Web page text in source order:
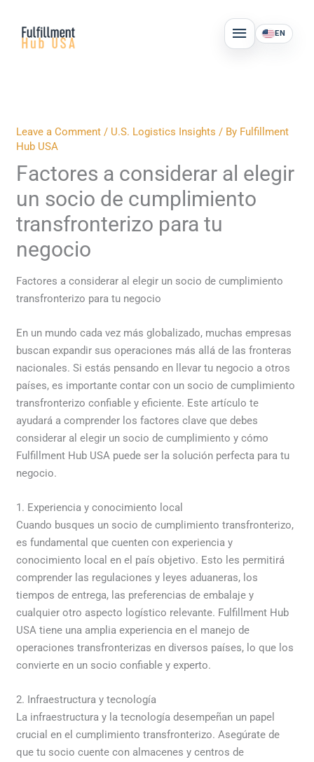
content
MAIN
MENU
EN
Leave a Comment / U.S. Logistics Insights / By Fulfillment
Hub USA
Factores a considerar al elegir
un socio de cumplimiento
transfronterizo para tu
negocio
Factores a considerar al elegir un socio de cumplimiento
transfronterizo para tu negocio
En un mundo cada vez más globalizado, muchas empresas
buscan expandir sus operaciones más allá de las fronteras
nacionales. Si estás pensando en llevar tu negocio a otros
países, es importante contar con un socio de cumplimiento
transfronterizo confiable y eficiente. Este artículo te
ayudará a comprender los factores clave que debes
considerar al elegir un socio de cumplimiento y cómo
Fulfillment Hub USA puede ser la solución perfecta para tu
negocio.
1. Experiencia y conocimiento local
Cuando busques un socio de cumplimiento transfronterizo,
es fundamental que cuenten con experiencia y
conocimiento local en el país objetivo. Esto les permitirá
comprender las regulaciones y leyes aduaneras, los
tiempos de entrega, las preferencias de embalaje y
cualquier otro aspecto logístico relevante. Fulfillment Hub
USA tiene una amplia experiencia en el manejo de
operaciones transfronterizas en diversos países, lo que los
convierte en un socio confiable y experto.
2. Infraestructura y tecnología
La infraestructura y la tecnología desempeñan un papel
crucial en el cumplimiento transfronterizo. Asegúrate de
que tu socio cuente con almacenes y centros de